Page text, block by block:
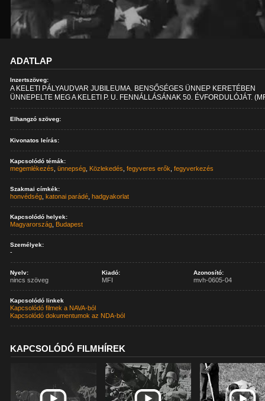
ADATLAP
Inzertszöveg:
A KELETI PÁLYAUDVAR JUBILEUMA. BENSŐSÉGES ÜNNEP KERETÉBEN
ÜNNEPELTE MEG A KELETI P. U. FENNÁLLÁSÁNAK 50. ÉVFORDULÓJÁT.
Elhangzó szöveg:
Kivonatos leírás:
Kapcsolódó témák:
megemlékezés ,ünnepség Közlekedés ,fegyveres erők ,fegyverkezés
Szakmai címkék:
honvédség ,katonai parádé ,hadgyakorlat
Kapcsolódó helyek:
Magyarország Budapest
Személyek:
-
Nyelv:
nincs szöveg
Kiadó:
MFI
Azonosító:
mvh-0605-04
Kapcsolódó linkek
Kapcsolódó filmek a NAVA-ból
Kapcsolódó dokumentumok az NDA-ból
KAPCSOLÓDÓ FILMHÍREK